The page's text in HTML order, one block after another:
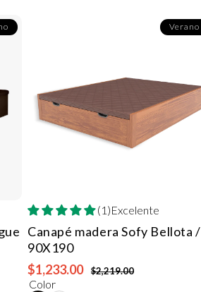
Verano
(1)Excelente
Canapé madera Sofy Bellota /
90X190
$1,233.00
$2,219.00
Color